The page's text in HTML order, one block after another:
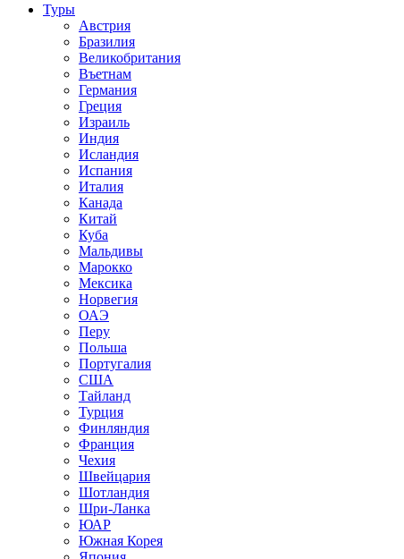
Туры
Австрия
Бразилия
Великобритания
Въетнам
Германия
Греция
Израиль
Индия
Исландия
Испания
Италия
Канада
Китай
Куба
Мальдивы
Марокко
Мексика
Норвегия
ОАЭ
Перу
Польша
Португалия
США
Тайланд
Турция
Финляндия
Франция
Чехия
Швейцария
Шотландия
Шри-Ланка
ЮАР
Южная Корея